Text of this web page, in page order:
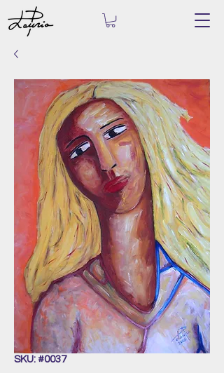
SKU: #0037